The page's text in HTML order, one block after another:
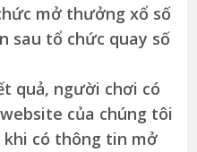
mở thưởng xổ số
sau tổ chức quay số
quả, người chơi có
của chúng tôi
khi có thông tin mở